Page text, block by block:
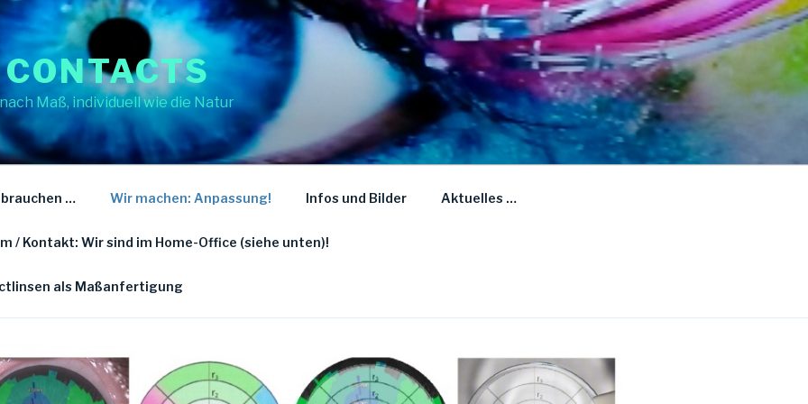
Maß, individuell wie die Natur
… Wir machen: Anpassung! Infos und Bilder Aktuelles …
/ Kontakt: Wir sind im Home-Office (siehe unten)!
als Maßanfertigung